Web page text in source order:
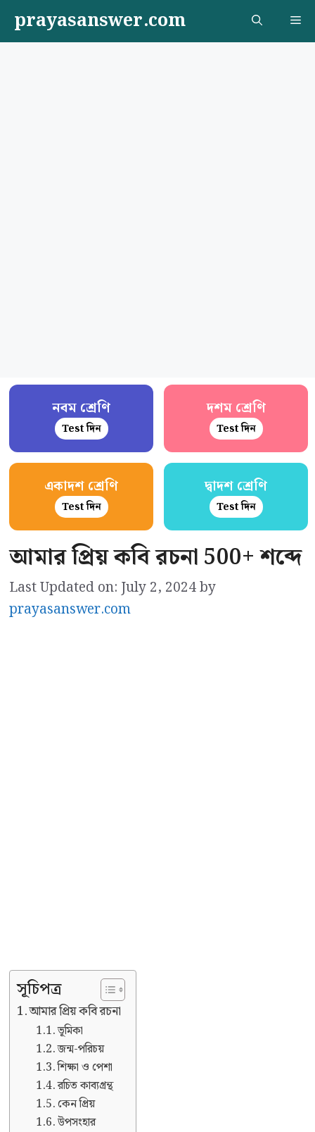
content
prayasanswer.com
নবম শ্রেণি
Test দিন
দশম শ্রেণি
Test দিন
একাদশ শ্রেণি
Test দিন
দ্বাদশ শ্রেণি
Test দিন
আমার প্রিয় কবি রচনা 500+ শব্দে
Last Updated on: July 2, 2024by
prayasanswer.com
সূচিপত্র
আমার প্রিয় কবি রচনা
ভূমিকা
জন্ম-পরিচয়
শিক্ষা ও পেশা
রচিত কাব্যগ্রন্থ
কেন প্রিয়
উপসংহার